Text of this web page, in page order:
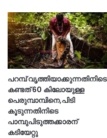
പറമ്പ് വൃത്തിയാക്കുന്നതിനിടെ
കണ്ടത് 60 കിലോയുള്ള
പെരുമ്പാമ്പിനെ,പിടി
കൂടുന്നതിനിടെ
പാമ്പുപിടുത്തക്കാരന്
കടിയേറ്റു